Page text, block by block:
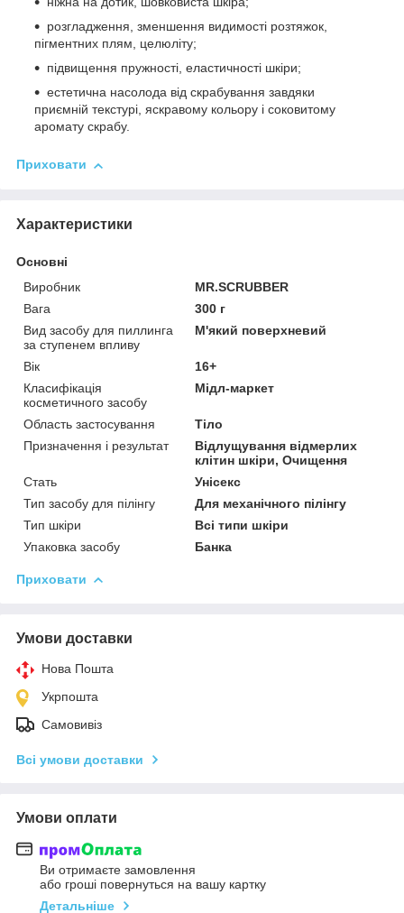
розгладження, зменшення видимості розтяжок,
пігментних плям, целюліту;
підвищення пружності, еластичності шкіри;
естетична насолода від скрабування завдяки
приємній текстурі, яскравому кольору і соковитому
аромату скрабу.
Приховати
Характеристики
Основні
Виробник
MR.SCRUBBER
Вага
300 г
Вид засобу для пиллинга
за ступенем впливу
М'який поверхневий
Вік
16+
Класифікація
косметичного засобу
Мідл-маркет
Область застосування
Тіло
Призначення і результат
Відлущування відмерлих
клітин шкіри, Очищення
Стать
Унісекс
Тип засобу для пілінгу
Для механічного пілінгу
Тип шкіри
Всі типи шкіри
Упаковка засобу
Банка
Приховати
Умови доставки
Нова Пошта
Укрпошта
Самовивіз
Всі умови доставки
Умови оплати
Ви отримаєте замовлення
або гроші повернуться на вашу картку
Детальніше